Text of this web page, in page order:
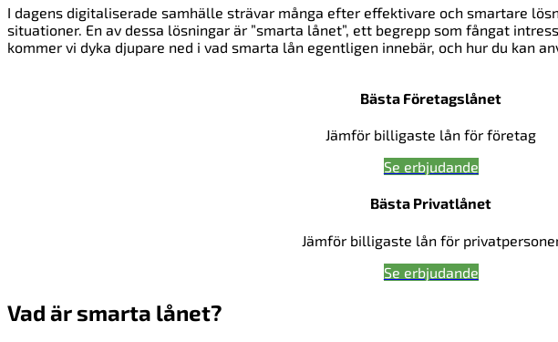
I dagens digitaliserade samhälle strävar många efter effektivare och smartare
situationer. En av dessa lösningar är ”smarta lånet”, ett begrepp som fångat
kommer vi dyka djupare ned i vad smarta lån egentligen innebär, och hur du kan
Bästa Företagslånet
Jämför billigaste lån för företag
Se erbjudande
Bästa Privatlånet
Jämför billigaste lån för
Se erbjudande
Vad är smarta lånet?